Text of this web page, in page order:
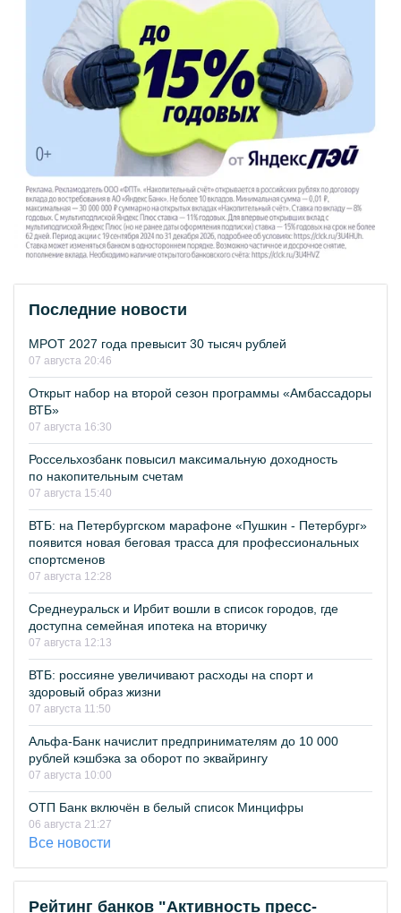
Последние новости
МРОТ 2027 года превысит 30 тысяч рублей
07 августа 20:46
Открыт набор на второй сезон программы «Амбассадоры
ВТБ»
07 августа 16:30
Россельхозбанк повысил максимальную доходность
по накопительным счетам
07 августа 15:40
ВТБ: на Петербургском марафоне «Пушкин - Петербург»
появится новая беговая трасса для профессиональных
спортсменов
07 августа 12:28
Среднеуральск и Ирбит вошли в список городов, где
доступна семейная ипотека на вторичку
07 августа 12:13
ВТБ: россияне увеличивают расходы на спорт и
здоровый образ жизни
07 августа 11:50
Альфа-Банк начислит предпринимателям до 10 000
рублей кэшбэка за оборот по эквайрингу
07 августа 10:00
ОТП Банк включён в белый список Минцифры
06 августа 21:27
Все новости
Рейтинг банков "Активность пресс-